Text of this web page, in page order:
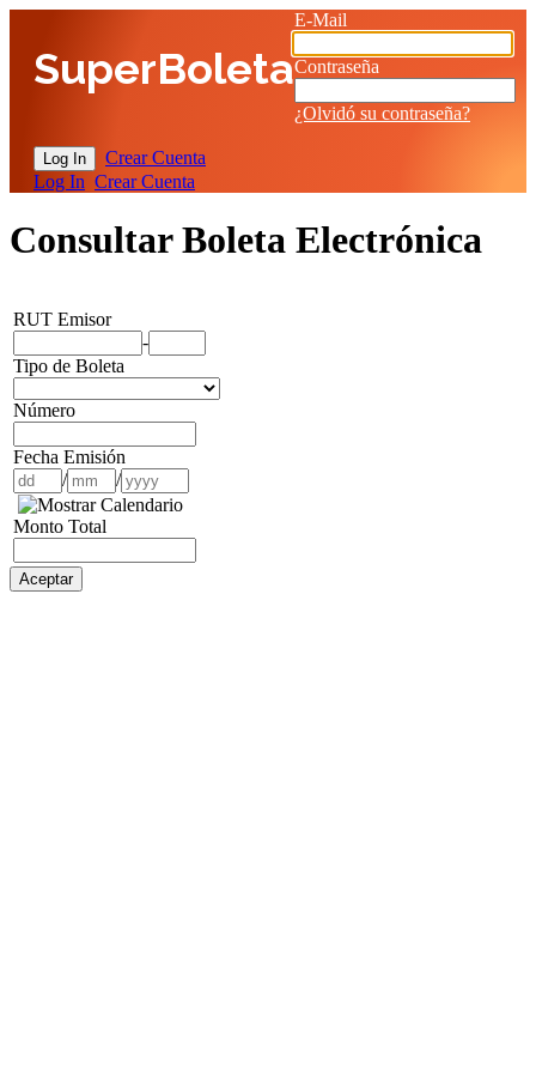
SuperBoleta
E-Mail
Contraseña
¿Olvidó su contraseña?
Crear Cuenta
Log In Crear Cuenta
Consultar Boleta Electrónica
RUT Emisor
-
Tipo de Boleta
Número
Fecha Emisión
/
/
Monto Total